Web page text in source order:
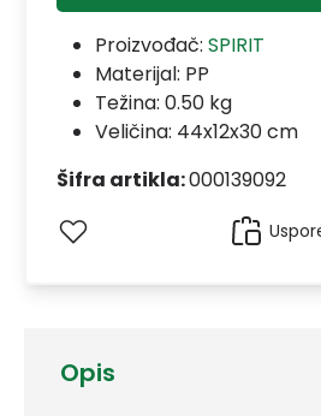
Opis
Proizvođač: SPIRIT
Materijal: PP
Težina: 0.50 kg
Veličina: 44x12x30 cm
Šifra artikla:000139092